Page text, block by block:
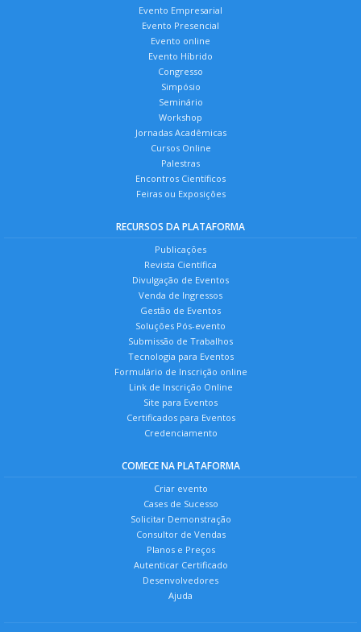
Evento Empresarial
Evento Presencial
Evento online
Evento Híbrido
Congresso
Simpósio
Seminário
Workshop
Jornadas Acadêmicas
Cursos Online
Palestras
Encontros Científicos
Feiras ou Exposições
RECURSOS DA PLATAFORMA
Publicações
Revista Científica
Divulgação de Eventos
Venda de Ingressos
Gestão de Eventos
Soluções Pós-evento
Submissão de Trabalhos
Tecnologia para Eventos
Formulário de Inscrição online
Link de Inscrição Online
Site para Eventos
Certificados para Eventos
Credenciamento
COMECE NA PLATAFORMA
Criar evento
Cases de Sucesso
Solicitar Demonstração
Consultor de Vendas
Planos e Preços
Autenticar Certificado
Desenvolvedores
Ajuda